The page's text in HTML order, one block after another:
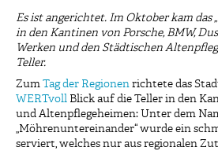
Es ist angerichtet. Im Oktober kam das
in den Kantinen von Porsche, BMW,
Werken und den Städtischen
Teller.
Zum Tag der Regionen richtete das
WERTvoll Blick auf die Teller in den
und Altenpflegeheimen: Unter dem
„Möhrenuntereinander“ wurde ein
serviert, welches nur aus regionalen